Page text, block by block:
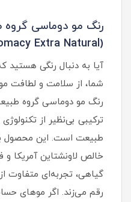
رنگ مو دوماسی گروه
(Domacy Extra Natural):
آیا به دنبال رنگی هستید
شما، از سلامت و لطافت
ترکیبی بی‌نظیر از
طبیعت است. این محصول با
خالص لاونشتاین آمریکا
گیاهی، تجربه‌ای متفاوت
رقم می‌زند. اگر موهای